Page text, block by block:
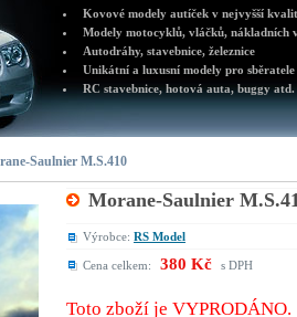
Kovové modely autíček v nejvyšší
Modely motocyklů, vláčků, nákladních
Autodráhy, stavebnice, železnice
Unikátní a luxusní modely pro sběratele
RC stavebnice, hotová auta, buggy atd.
Saulnier M.S.410
Morane-Saulnier
Výrobce: RS Model
Cena celkem: 380 Kč s DPH
Toto zboží je VYPRODÁNO.